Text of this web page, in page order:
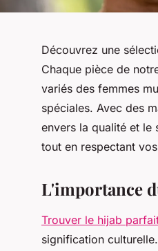
Découvrez une
Chaque pièce de
variés des femmes
spéciales. Avec des
envers la qualité et le
tout en respectant
L'importance
Trouver le hijab
signification